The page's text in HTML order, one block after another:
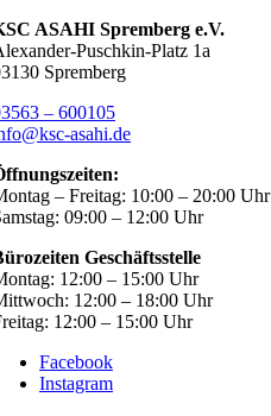
ASAHI Spremberg e.V.
Puschkin-Platz 1a
Spremberg
– 600105
asahi.de
– Freitag: 10:00 – 20:00 Uhr
09:00 – 12:00 Uhr
Geschäftsstelle
12:00 – 15:00 Uhr
12:00 – 18:00 Uhr
12:00 – 15:00 Uhr
Facebook
Instagram